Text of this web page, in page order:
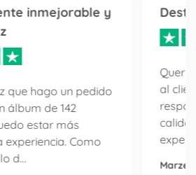
inmejorable y
que hago un pedido
álbum de 142
estar más
experiencia. Como
d...
al